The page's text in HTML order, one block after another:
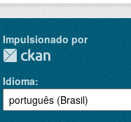
Impulsionado por
Idioma